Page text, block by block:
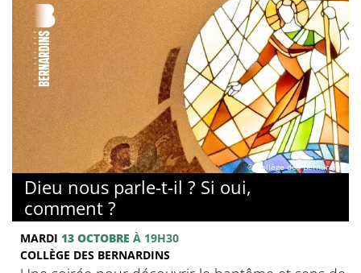
© Collège des Bernardins
Dieu nous parle-t-il ? Si oui,
comment ?
MARDI 13 OCTOBRE À 19H30
COLLÈGE DES BERNARDINS